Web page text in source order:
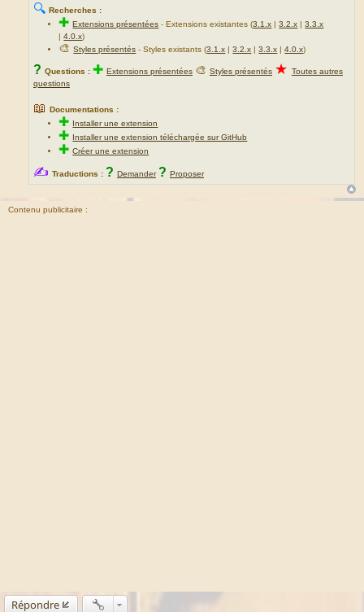
🔍 Recherches :
✚Extensions présentées -Extensions existantes (3.1.x |3.2.x |3.3.x
|4.0.x)
🎨Styles présentés - Styles existants (3.1.x |3.2.x |3.3.x |4.0.x)
? Questions : ✚ Extensions présentées 🎨 Styles présentés ★ Toutes autres
questions
📖 Documentations :
✚ Installer une extension
✚ Installer une extension téléchargée sur GitHub
✚Créer une extension
✍ Traductions : ? Demander ? Proposer
Contenu publicitaire :
Répondre